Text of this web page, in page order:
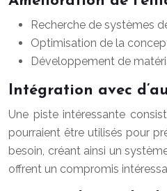
Recherche de systèmes
Optimisation de la
Développement de
Intégration avec
Une piste intéressante
pourraient être utilisés pour
besoin, créant ainsi un
offrent un compromis